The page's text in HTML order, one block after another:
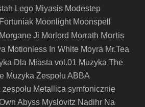
Lego Miyasis Modestep
Moonlight Moonspell
Morgane Ji Morlord Morrath Mortis
Motionless In White Moyra Mr.Tea
Dla Miasta vol.01 Muzyka The
Muzyka Zespołu ABBA
zespołu Metallica symfonicznie
Abyss Myslovitz Nadihr Na